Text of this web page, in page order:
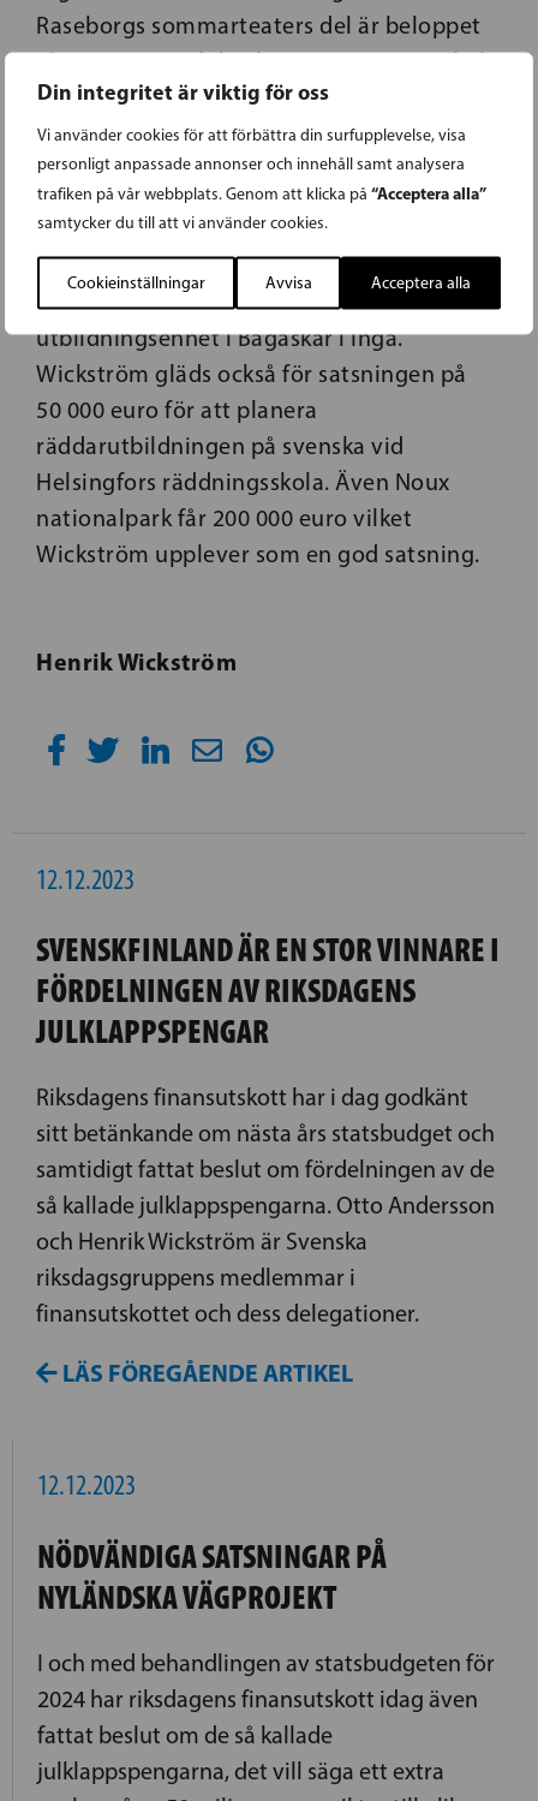
Din integritet är viktig för oss
Vi använder cookies för att förbättra din surfupplevelse, visa
personligt anpassade annonser och innehåll samt analysera
trafiken på vår webbplats. Genom att klicka på “Acceptera alla”
samtycker du till att vi använder cookies.
Cookieinställningar Avvisa Acceptera alla
Raseborgs sommarteaters del är beloppet
så stort att med den kan man renovera hela
läktaren. Jag hoppas att det här stärker
Raseborgs sommarteaters roll som en
ledande svenskspråkig friluftsteater,
konstaterar Wickström.
Övriga nämnvärda anslag är 45 000 euro för
Sjöräddningssällskapet som har sin
utbildningsenhet i Bågaskär i Ingå.
Wickström gläds också för satsningen på
50 000 euro för att planera
räddarutbildningen på svenska vid
Helsingfors räddningsskola. Även Noux
nationalpark får 200 000 euro vilket
Wickström upplever som en god satsning.
Henrik Wickström
12.12.2023
SVENSKFINLAND ÄR EN STOR VINNARE I
FÖRDELNINGEN AV RIKSDAGENS
JULKLAPPSPENGAR
Riksdagens finansutskott har i dag godkänt
sitt betänkande om nästa års statsbudget och
samtidigt fattat beslut om fördelningen av de
så kallade julklappspengarna. Otto Andersson
och Henrik Wickström är Svenska
riksdagsgruppens medlemmar i
finansutskottet och dess delegationer.
LÄS FÖREGÅENDE ARTIKEL
12.12.2023
NÖDVÄNDIGA SATSNINGAR PÅ
NYLÄNDSKA VÄGPROJEKT
I och med behandlingen av statsbudgeten för
2024 har riksdagens finansutskott idag även
fattat beslut om de så kallade
julklappspengarna, det vill säga ett extra